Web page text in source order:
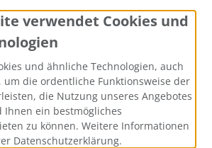
verwendet Cookies und
und ähnliche Technologien, auch
die ordentliche Funktionsweise der
die Nutzung unseres Angebotes
Ihnen ein bestmögliches
zu können. Weitere Informationen
Datenschutzerklärung.